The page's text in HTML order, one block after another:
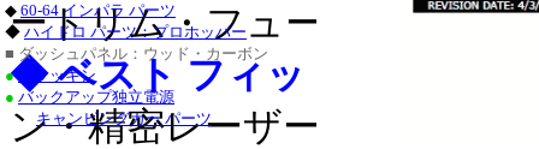
■レクサス：ＩＳ_
◆ 60-64 インパラ パーツ
◆ ハイドロ パーツ：プロホッパー
■ ダッシュパネル：ウッド・カーボン
●
トラッキン
● バックアップ独立電源
キャンピングカー パーツ
ートリム・フューエル リッ
◆ ベスト フィット＆イージ
ン・精密レーザーカットで